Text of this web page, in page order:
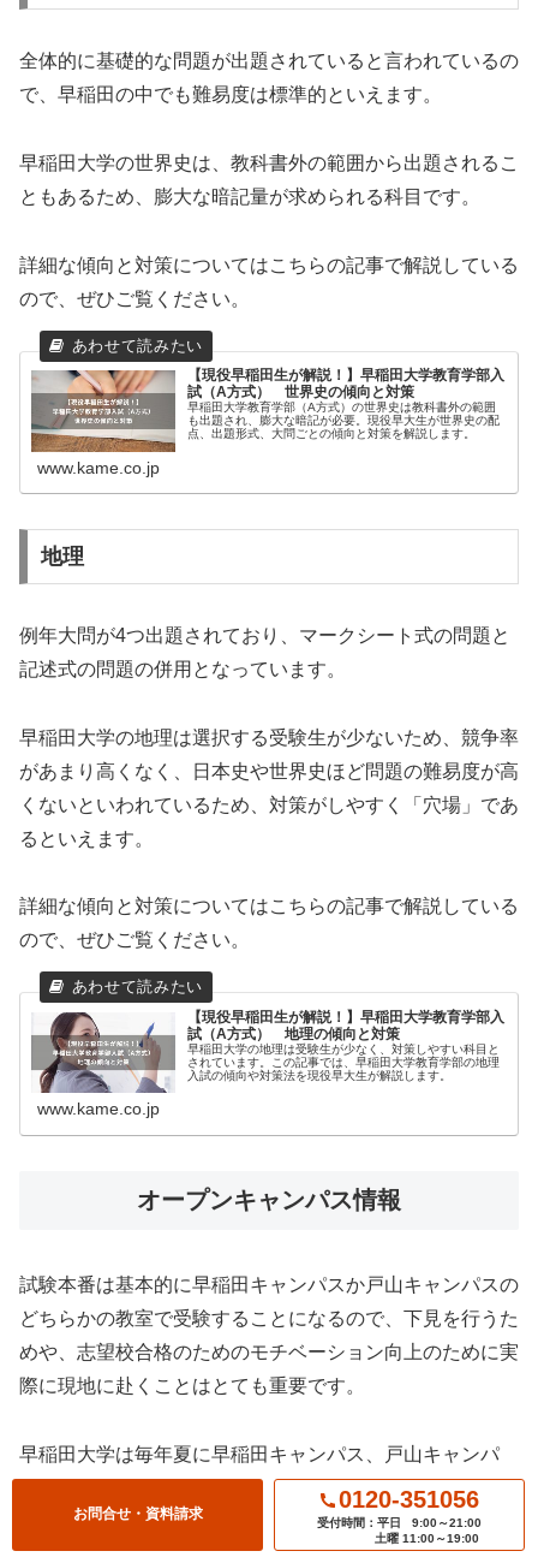
全体的に基礎的な問題が出題されていると言われているの
で、早稲田の中でも難易度は標準的といえます。
早稲田大学の世界史は、教科書外の範囲から出題されるこ
ともあるため、膨大な暗記量が求められる科目です。
詳細な傾向と対策についてはこちらの記事で解説している
ので、ぜひご覧ください。
【現役早稲田生が解説！】早稲田大学教育学部入
試（A方式） 世界史の傾向と対策
早稲田大学教育学部（A方式）の世界史は教科書外の範囲
も出題され、膨大な暗記が必要。現役早大生が世界史の配
点、出題形式、大問ごとの傾向と対策を解説します。
www.kame.co.jp
地理
例年大問が4つ出題されており、マークシート式の問題と
記述式の問題の併用となっています。
早稲田大学の地理は選択する受験生が少ないため、競争率
があまり高くなく、日本史や世界史ほど問題の難易度が高
くないといわれているため、対策がしやすく「穴場」であ
るといえます。
詳細な傾向と対策についてはこちらの記事で解説している
ので、ぜひご覧ください。
【現役早稲田生が解説！】早稲田大学教育学部入
試（A方式） 地理の傾向と対策
早稲田大学の地理は受験生が少なく、対策しやすい科目と
されています。この記事では、早稲田大学教育学部の地理
入試の傾向や対策法を現役早大生が解説します。
www.kame.co.jp
オープンキャンパス情報
試験本番は基本的に早稲田キャンパスか戸山キャンパスの
どちらかの教室で受験することになるので、下見を行うた
めや、志望校合格のためのモチベーション向上のために実
際に現地に赴くことはとても重要です。
早稲田大学は毎年夏に早稲田キャンパス、戸山キャンパ
ス、西早稲田キャンパス、TWIns（先端生命医科学センタ
ー）でオープンキャンパスを開催しています。教育学部の
文系学科を第一志望にしている方であれば、早稲田キャン
お問合せ・資料請求
0120-351056
受付時間：平日
9:00～21:00
土曜 11:00～19:00